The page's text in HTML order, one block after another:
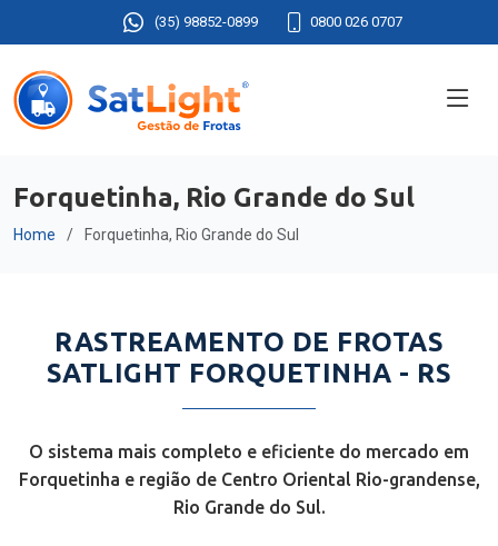
(35) 98852-0899 0800 026 0707
Forquetinha, Rio Grande do Sul
Home Forquetinha, Rio Grande do Sul
RASTREAMENTO DE FROTAS
SATLIGHT FORQUETINHA - RS
O sistema mais completo e eficiente do mercado em
Forquetinha e região de Centro Oriental Rio-grandense,
Rio Grande do Sul.